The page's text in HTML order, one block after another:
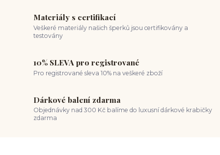
Materiály s certifikací
Veškeré materiály našich šperků jsou certifikovány a
testovány
10% SLEVA pro registrované
Pro registrované sleva 10% na veškeré zboží
Dárkové balení zdarma
Objednávky nad 300 Kč balíme do luxusní dárkové krabičky
zdarma